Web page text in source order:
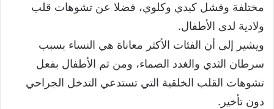
مختلفة وفشل كبدي وكلوي، فضلا عن تشوهات قلب
ولادية لدى الأطفال.
ويشير إلى أن الفئات الأكثر معاناة هي النساء بسبب
سرطان الثدي والغدد الصماء، ومن ثم الأطفال بفعل
تشوهات القلب الخلقية التي تستدعي التدخل الجراحي
دون تأخير.